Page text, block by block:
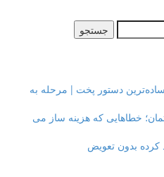
دستور پخت | مرحله به
خطاهایی که هزینه ساز می
بدون تعویض